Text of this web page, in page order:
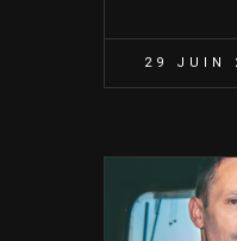
29 JUIN